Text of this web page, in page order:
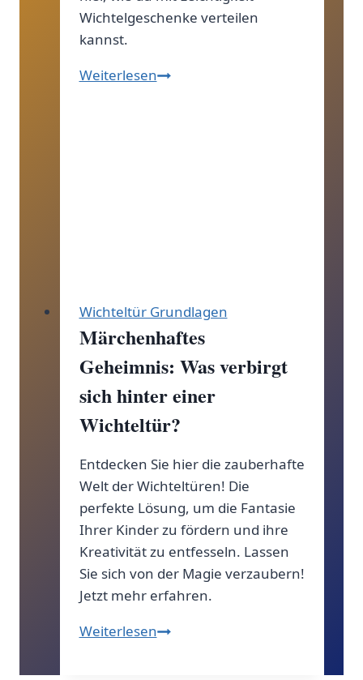
Wichtelgeschenke verteilen
kannst.
WeiterlesenCrazy
Wichteltür Grundlagen
Märchenhaftes
Geheimnis: Was verbirgt
sich hinter einer
Wichteltür?
Entdecken Sie hier die zauberhafte
Welt der Wichteltüren! Die
perfekte Lösung, um die Fantasie
Ihrer Kinder zu fördern und ihre
Kreativität zu entfesseln. Lassen
Sie sich von der Magie verzaubern!
Jetzt mehr erfahren.
WeiterlesenMärchenhaftes